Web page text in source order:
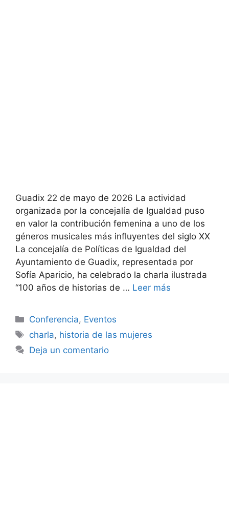
Guadix 22 de mayo de 2026 La actividad
organizada por la concejalía de Igualdad puso
en valor la contribución femenina a uno de los
géneros musicales más influyentes del siglo XX
La concejalía de Políticas de Igualdad del
Ayuntamiento de Guadix, representada por
Sofía Aparicio, ha celebrado la charla ilustrada
“100 años de historias de … Leer más
Categorías
Conferencia, Eventos
Etiquetas
charla, historia de las mujeres
Deja un comentario